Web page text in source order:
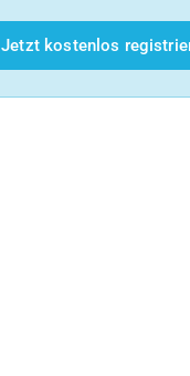
Jetzt kostenlos